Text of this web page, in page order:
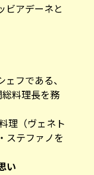
ビアデーネと
フである、
料理長を務
理（ヴェネト
ステファノを
い